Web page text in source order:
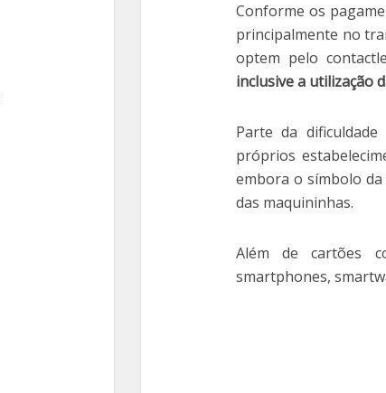
Conforme os
principalmente no
optem pelo
inclusive a utilização
Parte da
próprios
embora o símbolo
das maquininhas.
Além de cartões
smartphones,